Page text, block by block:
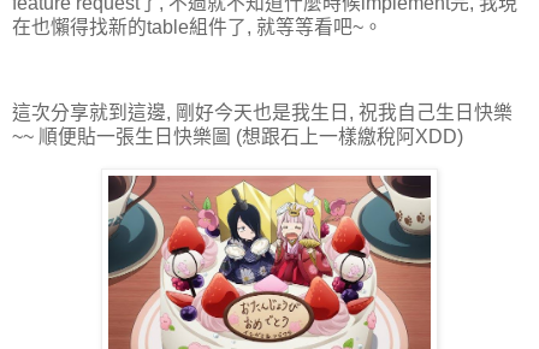
在也懶得找新的table組件了, 就等等看吧~。
這次分享就到這邊, 剛好今天也是我生日, 祝我自己生日快樂
~~ 順便貼一張生日快樂圖 (想跟石上一樣繳稅阿XDD)